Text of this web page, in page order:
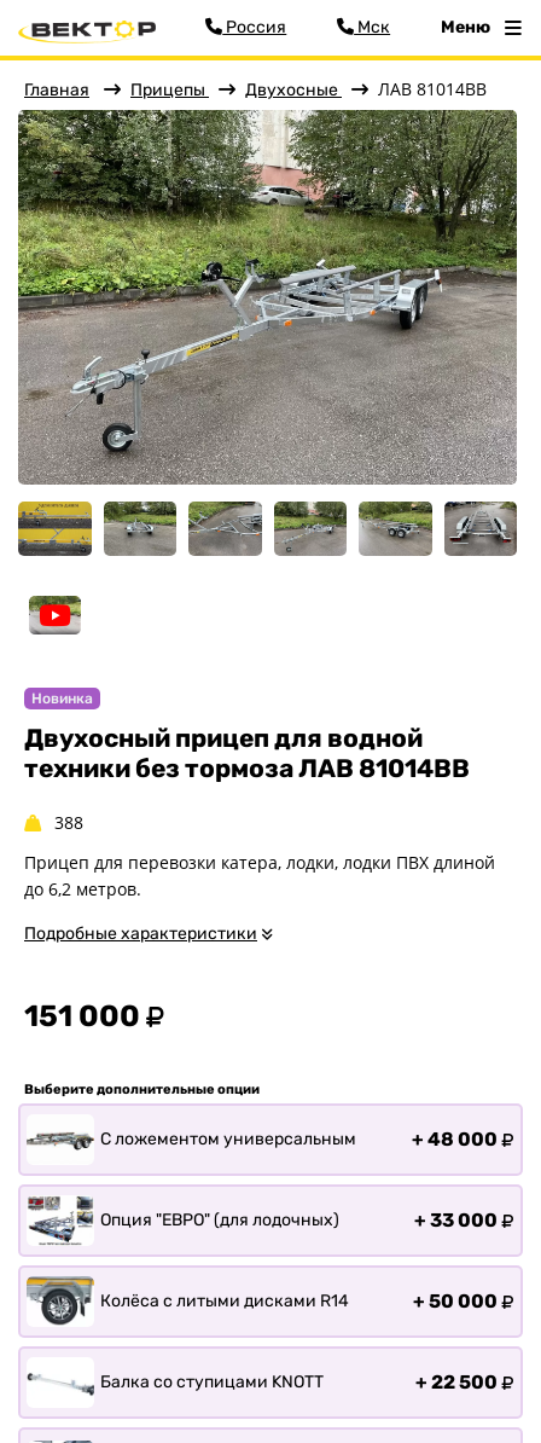
Меню
Главная
Прицепы
Бортовые
Для водной техники
Спец. назначения
Прицепы-автовозы
Прицепы с тормозом
Прицепы для снегоходов
Прицепы для лодок и
Прицепы для лодки РИБ
Прицепы для перевозки
байдарок, каноэ, САП
О заводе
Оплата и доставка
Фильтр
Россия Мск Меню
Главная Прицепы Двухосные ЛАВ 81014ВВ
Новинка
Двухосный прицеп для водной
техники без тормоза ЛАВ 81014BB
388
Прицеп для перевозки катера, лодки, лодки ПВХ длиной
до 6,2 метров.
Подробные характеристики
151 000
Выберите дополнительные опции
С ложементом универсальным + 48 000
Опция "ЕВРО" (для лодочных) + 33 000
Колёса с литыми дисками R14 + 50 000
Балка со ступицами KNOTT + 22 500